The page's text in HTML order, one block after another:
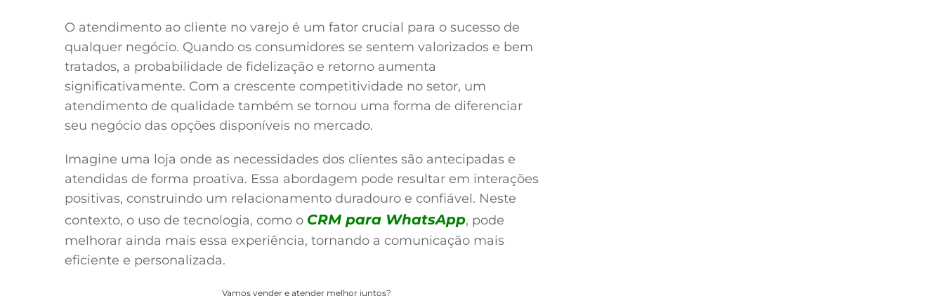
O atendimento ao cliente no varejo é um fator crucial para o sucesso de
qualquer negócio. Quando os consumidores se sentem valorizados e bem
tratados, a probabilidade de fidelização e retorno aumenta
significativamente. Com a crescente competitividade no setor, um
atendimento de qualidade também se tornou uma forma de diferenciar
seu negócio das opções disponíveis no mercado.
Imagine uma loja onde as necessidades dos clientes são antecipadas e
atendidas de forma proativa. Essa abordagem pode resultar em interações
positivas, construindo um relacionamento duradouro e confiável. Neste
contexto, o uso de tecnologia, como o CRM para WhatsApp, pode
melhorar ainda mais essa experiência, tornando a comunicação mais
eficiente e personalizada.
Vamos vender e atender melhor juntos?